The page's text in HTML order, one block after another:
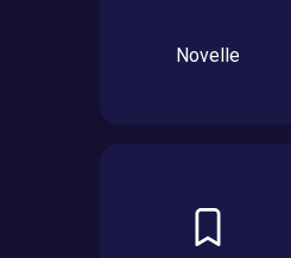
Novelle